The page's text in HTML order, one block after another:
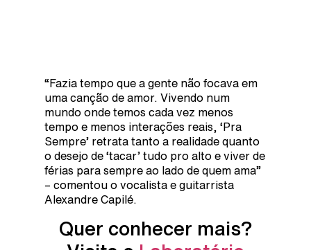
“Fazia tempo que a gente não focava em
uma canção de amor. Vivendo num
mundo onde temos cada vez menos
tempo e menos interações reais, ‘Pra
Sempre’ retrata tanto a realidade quanto
o desejo de ‘tacar’ tudo pro alto e viver de
férias para sempre ao lado de quem ama”
– comentou o vocalista e guitarrista
Alexandre Capilé.
Quer conhecer mais?